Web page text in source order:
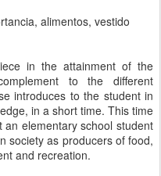
alimentos, vestido
in the attainment of the
to the different
introduces to the student in
in a short time. This time
elementary school student
society as producers of food,
and recreation.